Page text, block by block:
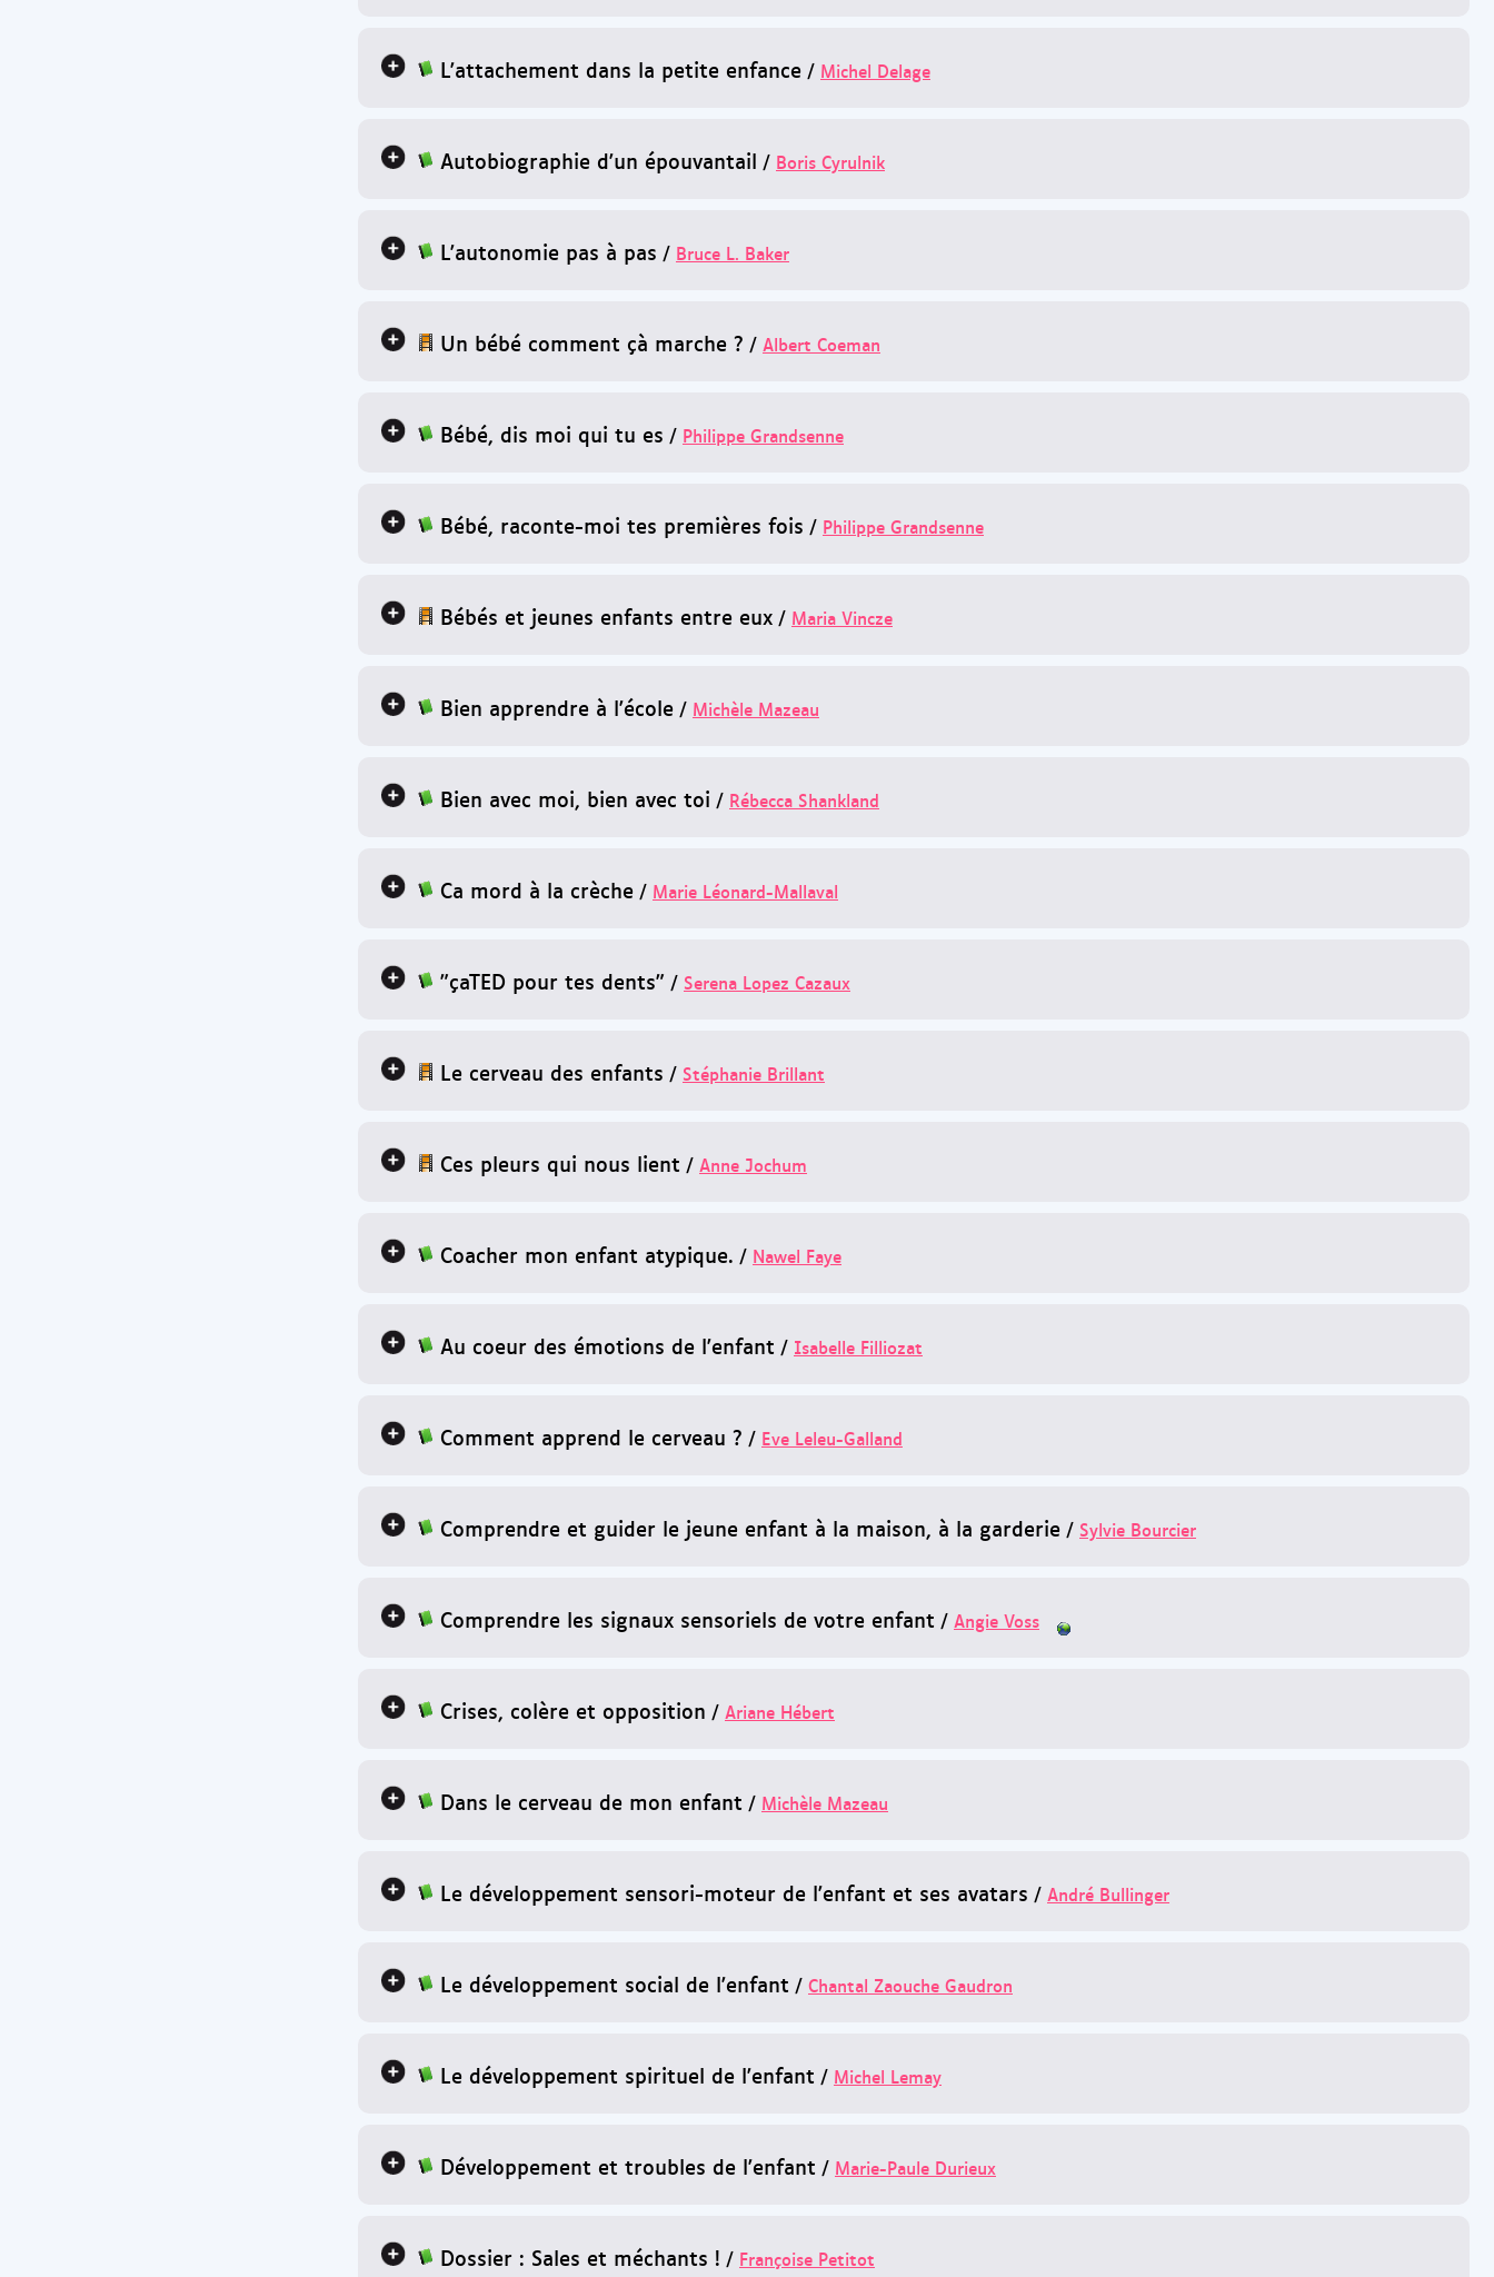
L'attachement dans la petite enfance / Michel Delage
Autobiographie d'un épouvantail / Boris Cyrulnik
L'autonomie pas à pas / Bruce L. Baker
Un bébé comment çà marche ? / Albert Coeman
Bébé, dis moi qui tu es / Philippe Grandsenne
Bébé, raconte-moi tes premières fois / Philippe Grandsenne
Bébés et jeunes enfants entre eux / Maria Vincze
Bien apprendre à l'école / Michèle Mazeau
Bien avec moi, bien avec toi / Rébecca Shankland
Ca mord à la crèche / Marie Léonard-Mallaval
"çaTED pour tes dents" / Serena Lopez Cazaux
Le cerveau des enfants / Stéphanie Brillant
Ces pleurs qui nous lient / Anne Jochum
Coacher mon enfant atypique. / Nawel Faye
Au coeur des émotions de l'enfant / Isabelle Filliozat
Comment apprend le cerveau ? / Eve Leleu-Galland
Comprendre et guider le jeune enfant à la maison, à la garderie / Sylvie Bourcier
Comprendre les signaux sensoriels de votre enfant / Angie Voss
Crises, colère et opposition / Ariane Hébert
Dans le cerveau de mon enfant / Michèle Mazeau
Le développement sensori-moteur de l'enfant et ses avatars / André Bullinger
Le développement social de l'enfant / Chantal Zaouche Gaudron
Le développement spirituel de l'enfant / Michel Lemay
Développement et troubles de l'enfant / Marie-Paule Durieux
Dossier : Sales et méchants ! / Françoise Petitot